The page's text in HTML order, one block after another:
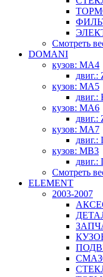
Смотреть
DOMANI
кузов: MA4
двиг.:
кузов: MA5
двиг.:
кузов: MA6
двиг.:
кузов: MA7
двиг.:
кузов: MB3
двиг.:
Смотреть
ELEMENT
2003-2007